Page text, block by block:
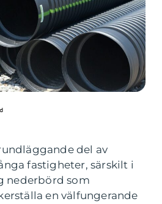
del av
fastigheter, särskilt i
nederbörd som
en välfungerande